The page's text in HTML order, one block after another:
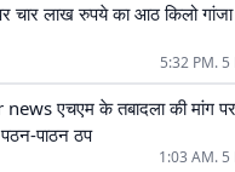
चार लाख रुपये का आठ किलो गांजा
5:32 PM. 5
एचएम के तबादला की मांग पर
पाठन ठप
1:03 AM. 5